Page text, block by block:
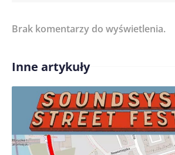
Treść komentarza*
Imię/ Nick*
Brak komentarzy do wyświetlenia.
Inne artykuły